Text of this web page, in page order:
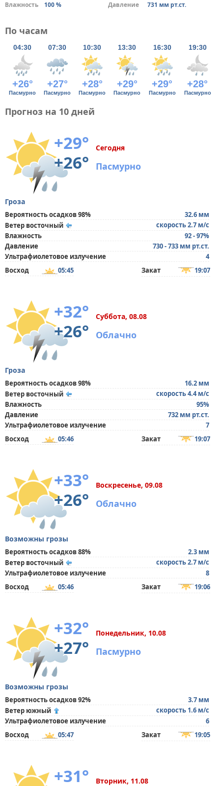
Влажность
100 % Давление 731 мм рт.ст.
По часам
04:30 07:30 10:30 13:30 16:30 19:30
+26° +27° +28° +29° +29° +28°
Пасмурно Пасмурно Пасмурно Пасмурно Пасмурно Пасмурно
Прогноз на 10 дней
+29°
+26°
Сегодня
Пасмурно
Гроза
Вероятность осадков 98%
32.6 мм
Ветер восточный
скорость 2.7 м/с
Влажность
92 - 97%
Давление
730 - 733 мм рт.ст.
Ультрафиолетовое излучение
4
Восход
05:45 Закат 19:07
+32°
+26°
Суббота, 08.08
Облачно
Гроза
Вероятность осадков 98%
16.2 мм
Ветер восточный
скорость 4.4 м/с
Влажность
95%
Давление
732 мм рт.ст.
Ультрафиолетовое излучение
7
Восход
05:46 Закат 19:07
+33°
+26°
Воскресенье, 09.08
Облачно
Возможны грозы
Вероятность осадков 88%
2.3 мм
Ветер восточный
скорость 2.7 м/с
Ультрафиолетовое излучение
8
Восход
05:46 Закат 19:06
+32°
+27°
Понедельник, 10.08
Пасмурно
Возможны грозы
Вероятность осадков 92%
3.7 мм
Ветер южный
скорость 1.6 м/с
Ультрафиолетовое излучение
6
Восход
05:47 Закат 19:05
+31°
Вторник, 11.08